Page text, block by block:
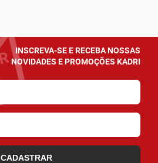
INSCREVA-SE E RECEBA NOSSAS
NOVIDADES E PROMOÇÕES KADRI
CADASTRAR